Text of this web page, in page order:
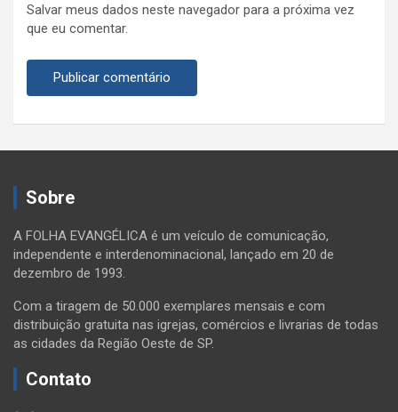
Salvar meus dados neste navegador para a próxima vez
que eu comentar.
Sobre
A FOLHA EVANGÉLICA é um veículo de comunicação,
independente e interdenominacional, lançado em 20 de
dezembro de 1993.
Com a tiragem de 50.000 exemplares mensais e com
distribuição gratuita nas igrejas, comércios e livrarias de todas
as cidades da Região Oeste de SP.
Contato